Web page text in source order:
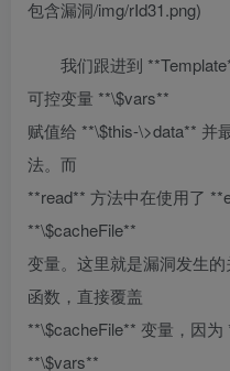
包含漏洞/img/rId31.png)
我们跟进到
可控变量 **\$vars**
赋值给 **\$this-\>data** 并
法。而
**read** 方法中在使用了
**\$cacheFile**
变量。这里就是漏洞发生
函数，直接覆盖
**\$cacheFile** 变量，因
**\$vars**